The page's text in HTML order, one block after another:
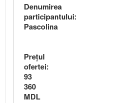
Denumirea
participantului:
Pascolina
Preţul
ofertei:
93
360
MDL